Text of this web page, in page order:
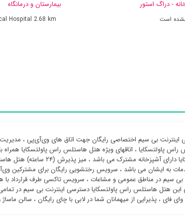
- دراگ استور
است
بیمارستان و درمانگاه
Hospital 2.68 km
اینترنت بی سیم اختصاصی رایگان جهت اتاق های وی‌آی‌پی ، مدیریت
پاولتسکایا ، اتاقهای ویژه هتل هاستلس راس پاولتسکایا
پاولتسکایا دارای
به ایشان می باشد ، سرویس رختشویی رایگان برای مشترکین
بی سیم در مناطق عمومی و مشاعات ، سرویس تاکسی طرف قرارداد با
هتل هاستلس راس پاولتسکایا دسترسی اینترنت بی سیم در
وای فای ، پذیرایی از میهمانان شما در لابی با چای رایگان ، سالن